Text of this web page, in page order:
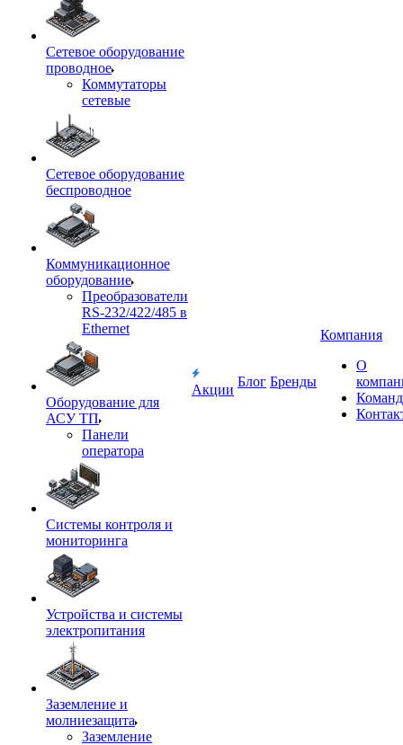
Сетевое оборудование
проводное
Коммутаторы
сетевые
Сетевое оборудование
беспроводное
Коммуникационное
оборудование
Преобразователи
RS-232/422/485 в
Ethernet
Оборудование для
АСУ ТП
Панели
оператора
Системы контроля и
мониторинга
Устройства и системы
электропитания
Заземление и
молниезащита
Заземление
Акции
Блог Бренды
Компания
О